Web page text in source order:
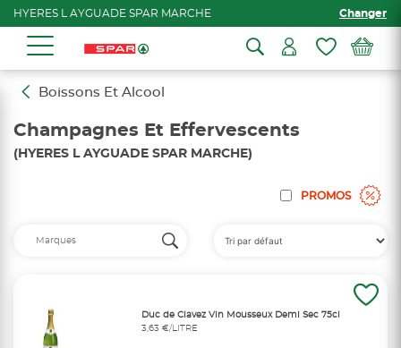
HYERES L AYGUADE SPAR MARCHE Changer
Boissons Et Alcool
Champagnes Et Effervescents
(HYERES L AYGUADE SPAR MARCHE)
PROMOS
Duc de Clavez Vin Mousseux Demi Sec 75cl
3,63 €/LITRE